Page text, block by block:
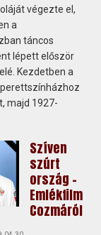
végezte el,
a
táncos
lépett először
Kezdetben a
majd 1927-
Szíven
szúrt
ország -
Emlékfilm
Cozmáról